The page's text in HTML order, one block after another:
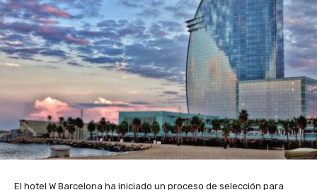
El hotel W Barcelona ha iniciado un proceso de selección para